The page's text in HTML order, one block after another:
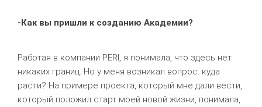
-Как вы пришли к созданию Академии?
Работая в компании PERI, я понимала, что здесь нет
никаких границ. Но у меня возникал вопрос: куда
расти? На примере проекта, который мне дали вести,
который положил старт моей новой жизни, понимала,